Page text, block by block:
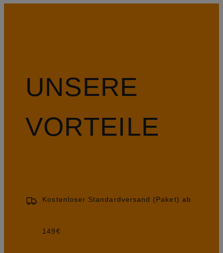
UNSERE
VORTEILE
Kostenloser Standardversand (Paket) ab
149€